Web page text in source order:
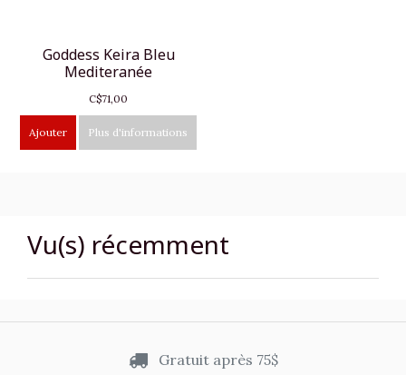
Goddess Keira Bleu
Mediteranée
C$71,00
Ajouter Plus d'informations
Vu(s) récemment
Gratuit après 75$